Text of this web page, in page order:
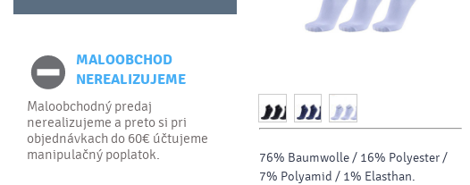
MALOOBCHOD
NEREALIZUJEME
Maloobchodný predaj
nerealizujeme a preto si pri
objednávkach do 60€ účtujeme
manipulačný poplatok.
76% Baumwolle / 16% Polyester /
7% Polyamid / 1% Elasthan.